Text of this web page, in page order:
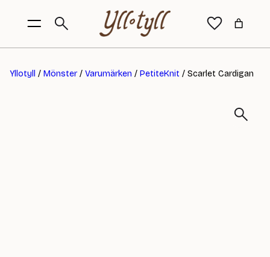
Yllotyll / Mönster/ Varumärken / PetiteKnit / Scarlet Cardigan